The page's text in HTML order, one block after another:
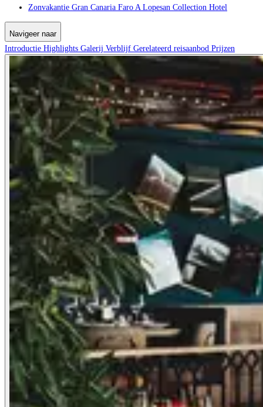
Zonvakantie Gran Canaria Faro A Lopesan Collection Hotel
Navigeer naar
Introductie Highlights Galerij Verblijf Gerelateerd reisaanbod Prijzen